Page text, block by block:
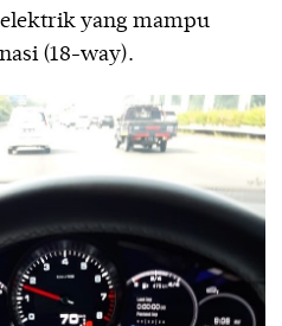
yang mampu
(18-way).